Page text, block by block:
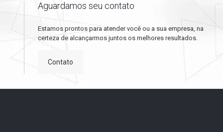
Aguardamos seu contato
Estamos prontos para atender você ou a sua empresa, na
certeza de alcançarmos juntos os melhores resultados.
Contato